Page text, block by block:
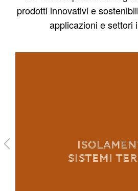
prodotti innovativi e
applicazioni e settori
SISTEMI